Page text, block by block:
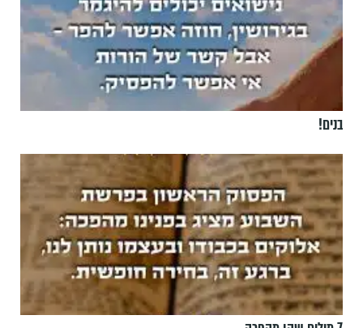
בנים!